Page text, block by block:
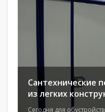
Сантехнические
из легких
Сегодня для